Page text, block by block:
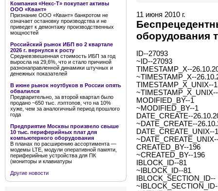
Компания «Некс-Т» покупает активы
ООО «Квант»
Признание ООО «Квант» банкротом не
означает остановку производства и не
приведет к демонтажу производственных
мощностей
Российский рынок ИБП во 2 квартале
2026 г. вернулся к росту
Средневзвешенная стоимость ИБП за год
выросла на 29,6%, что и стало причиной
разнонаправленной динамики штучных и
денежных показателей
В июне рынок ноутбуков в России опять
обвалился
Предварительно, за второй квартал было
продано ~650 тыс. лэптопов, что на 10%
хуже, чем за аналогичный период прошлого
года
Предприятие Москвы произвело свыше
10 тыс. периферийных плат для
компьютерного оборудования
В планах по расширению ассортимента —
модемы LTE, модули оперативной памяти,
периферийные устройства для ПК
(мониторы и клавиатуры
Другие новости
11 июня 2010 г.
оборудования
ID--27093
~ID--27093
TIMESTAMP_X--
~TIMESTAMP_X--
TIMESTAMP_X_UNIX--
MODIFIED_BY--1
~MODIFIED_BY--1
DATE_CREATE--
~DATE_CREATE--
DATE_CREATE_UNIX--
CREATED_BY--196
~CREATED_BY--196
IBLOCK_ID--81
~IBLOCK_ID--81
IBLOCK_SECTION_ID--